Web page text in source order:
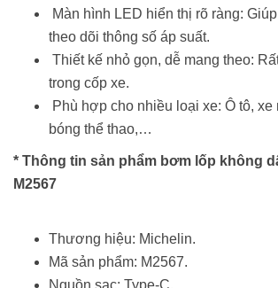
Màn hình LED hiển thị rõ ràng:
theo dõi thông số áp suất.
Thiết kế nhỏ gọn, dễ mang theo:
trong cốp xe.
Phù hợp cho nhiều loại xe: Ô tô, xe
bóng thể thao,…
* Thông tin sản phẩm bơm lốp không
M2567
Thương hiệu: Michelin.
Mã sản phẩm: M2567.